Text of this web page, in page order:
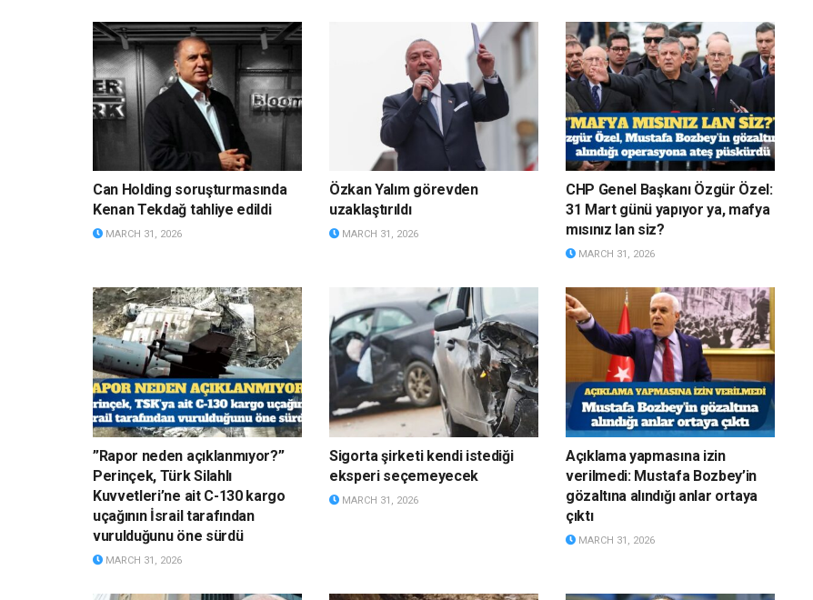
Can Holding soruşturmasında
Kenan Tekdağ tahliye edildi
MARCH 31, 2026
Özkan Yalım görevden
uzaklaştırıldı
MARCH 31, 2026
CHP Genel Başkanı Özgür Özel:
31 Mart günü yapıyor ya, mafya
mısınız lan siz?
MARCH 31, 2026
”Rapor neden açıklanmıyor?”
Perinçek, Türk Silahlı
Kuvvetleri’ne ait C-130 kargo
uçağının İsrail tarafından
vurulduğunu öne sürdü
MARCH 31, 2026
Sigorta şirketi kendi istediği
eksperi seçemeyecek
MARCH 31, 2026
Açıklama yapmasına izin
verilmedi: Mustafa Bozbey’in
gözaltına alındığı anlar ortaya
çıktı
MARCH 31, 2026